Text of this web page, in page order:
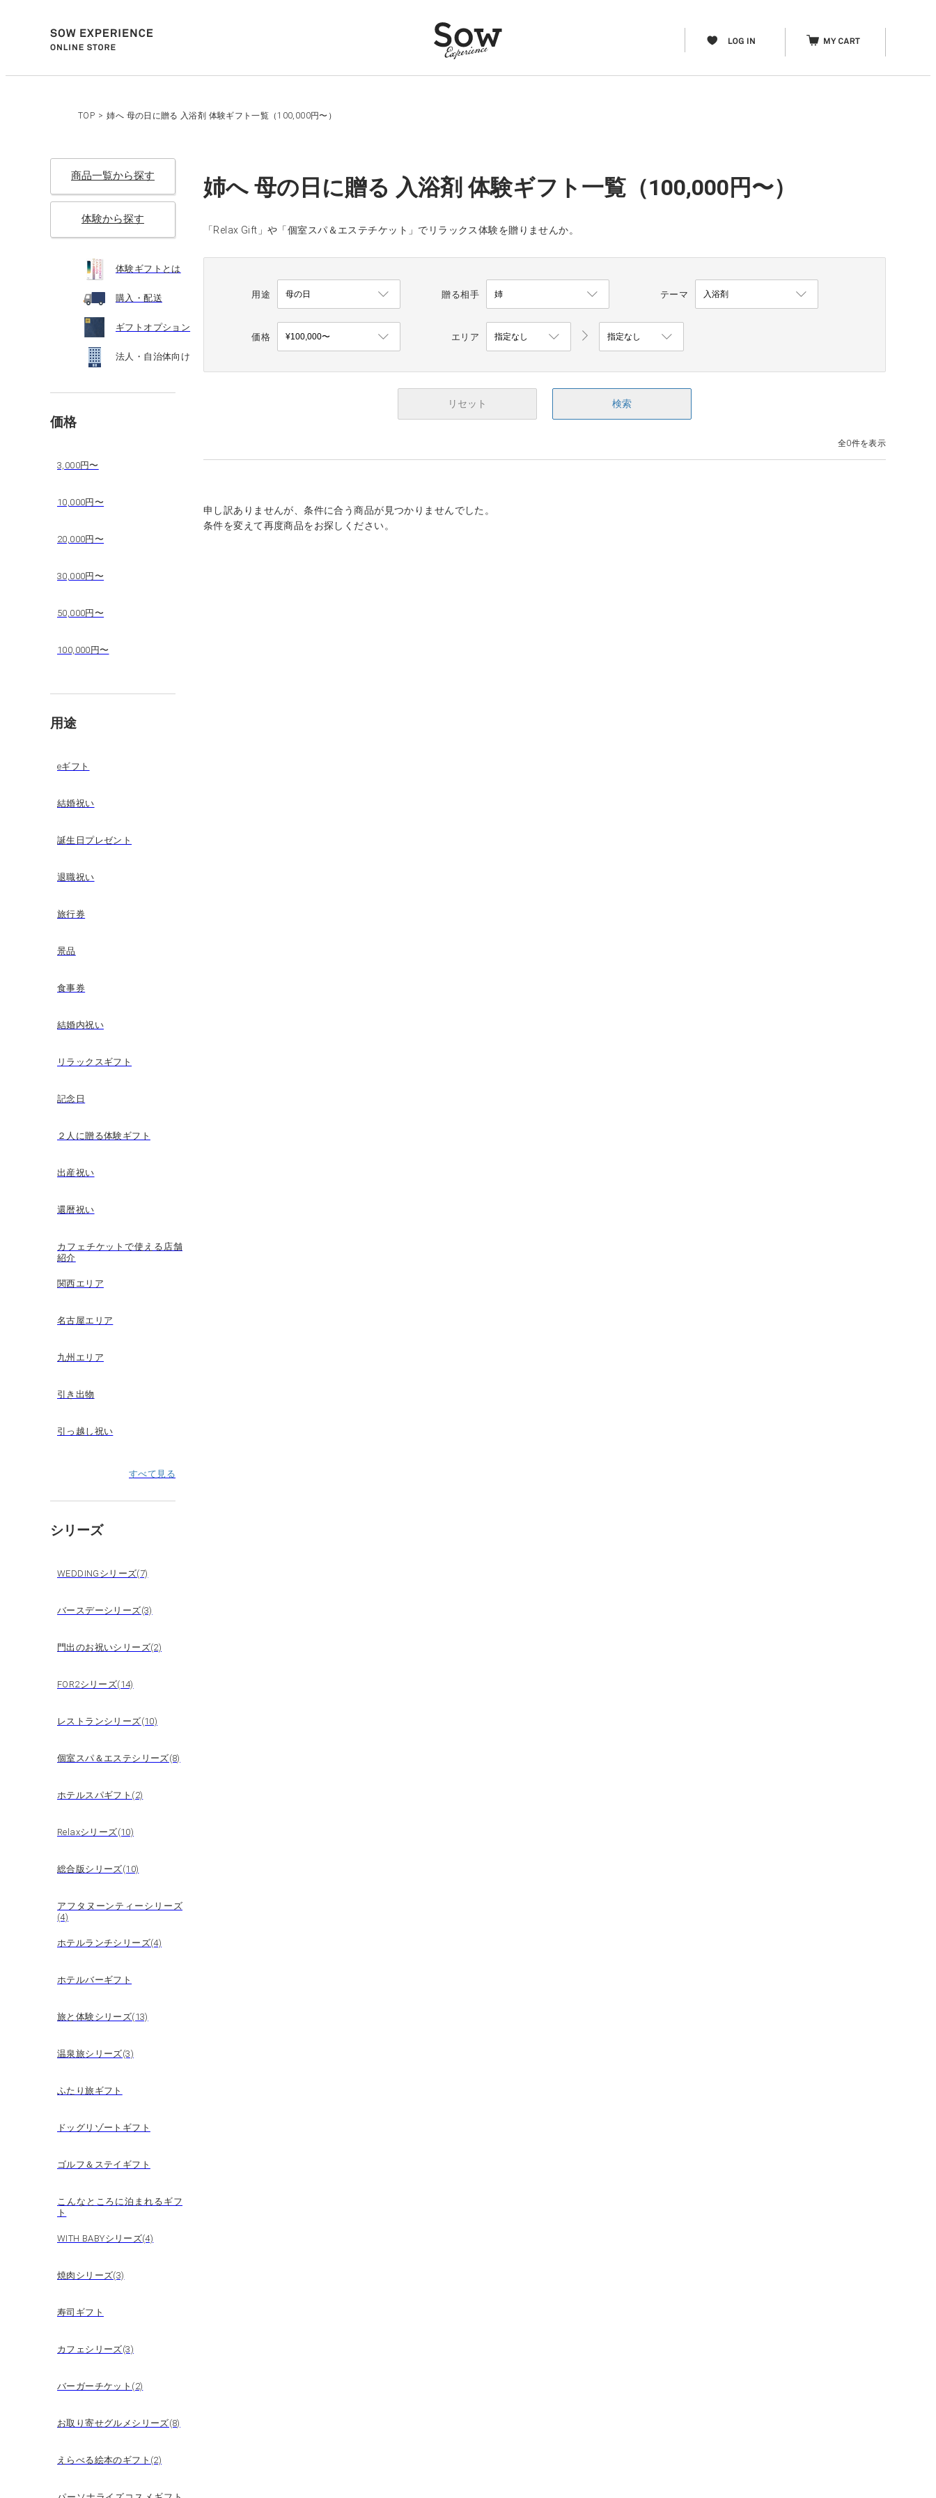
TOP > 姉へ 母の日に贈る 入浴剤 体験ギフト一覧（100,000円〜）
商品一覧から探す
体験から探す
体験ギフトとは
購入・配送
ギフトオプション
法人・自治体向け
価格
3,000円〜
10,000円〜
20,000円〜
30,000円〜
50,000円〜
100,000円〜
用途
eギフト
結婚祝い
誕生日プレゼント
退職祝い
旅行券
景品
食事券
結婚内祝い
リラックスギフト
記念日
２人に贈る体験ギフト
出産祝い
還暦祝い
カフェチケットで使える店舗
紹介
関西エリア
名古屋エリア
九州エリア
引き出物
引っ越し祝い
すべて見る
シリーズ
WEDDINGシリーズ(7)
バースデーシリーズ(3)
門出のお祝いシリーズ(2)
FOR2シリーズ(14)
レストランシリーズ(10)
個室スパ＆エステシリーズ(8)
ホテルスパギフト(2)
Relaxシリーズ(10)
総合版シリーズ(10)
アフタヌーンティーシリーズ
(4)
ホテルランチシリーズ(4)
ホテルバーギフト
旅と体験シリーズ(13)
温泉旅シリーズ(3)
ふたり旅ギフト
ドッグリゾートギフト
ゴルフ＆ステイギフト
こんなところに泊まれるギフ
ト
WITH BABYシリーズ(4)
焼肉シリーズ(3)
寿司ギフト
カフェシリーズ(3)
バーガーチケット(2)
お取り寄せグルメシリーズ(8)
えらべる絵本のギフト(2)
姉へ 母の日に贈る 入浴剤 体験ギフト一覧（100,000円〜）
「Relax Gift」や「個室スパ＆エステチケット」でリラックス体験を贈りませんか。
用途 贈る相手 テーマ
価格 エリア
リセット 検索
全0件を表示
申し訳ありませんが、条件に合う商品が見つかりませんでした。
条件を変えて再度商品をお探しください。